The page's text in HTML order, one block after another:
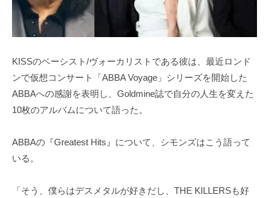
a
KISSのベーシスト/ヴォーカリストである彼は、最近ロンド
ンで仮想コンサート「ABBA Voyage」シリーズを開始した
ABBAへの感謝を表明し、Goldmine誌で自分の人生を変えた
10枚のアルバムについて語った。
ABBAの『Greatest Hits』について、シモンズはこう語って
いる。
「そう、僕らはデスメタルが好きだし、THE KILLERSも好